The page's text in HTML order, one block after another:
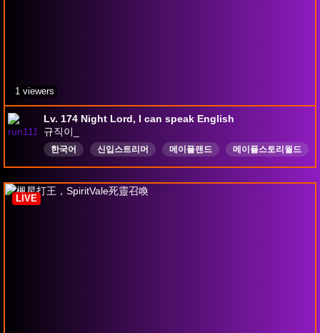
Lv. 174 Night Lord, I can speak English
규직이_
한국어 신입스트리머 메이플랜드
메이플스토리월드
캠방
English
1 viewers
LIVE